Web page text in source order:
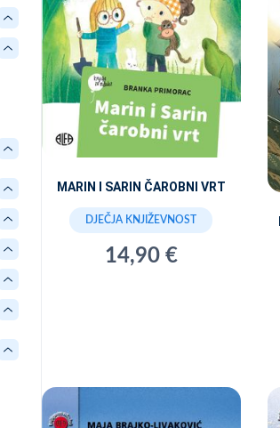
MARIN I SARIN ČAROBNI VRT
DJEČJA KNJIŽEVNOST
14,90 €